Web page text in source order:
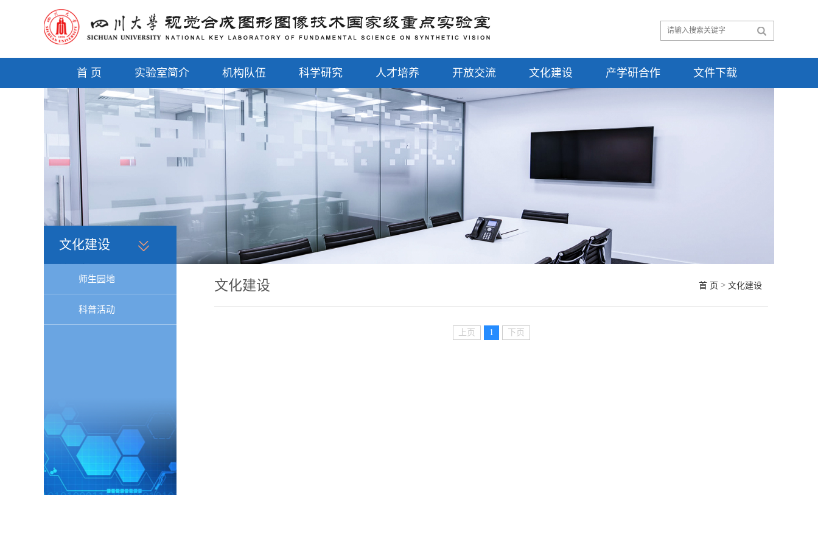
首 页 实验室简介 机构队伍 科学研究 人才培养 开放交流 文化建设 产学研合作 文件下载
文化建设
师生园地
科普活动
文化建设 首 页 > 文化建设
上页 1 下页